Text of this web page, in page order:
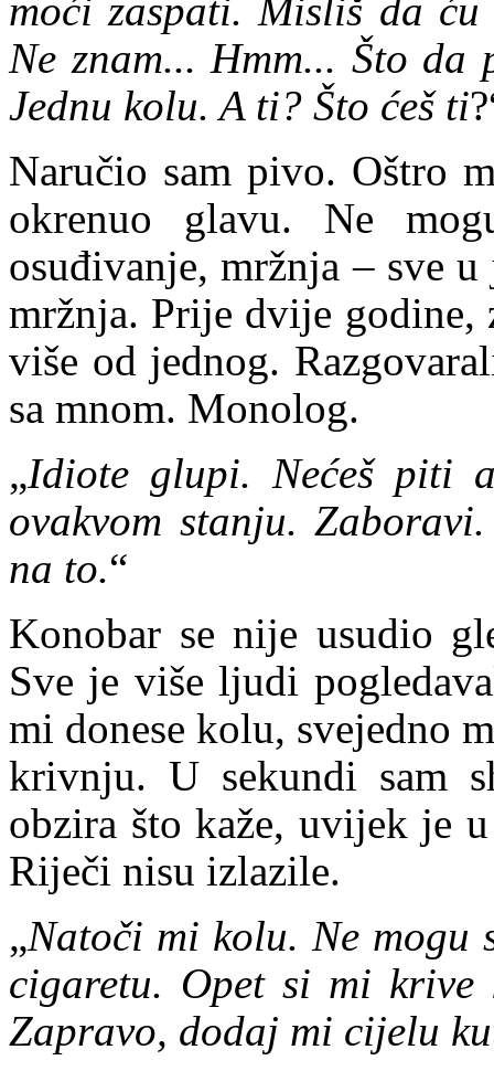
moći zaspati. Misliš da
Ne znam... Hmm... Što da
Jednu kolu. A ti? Što ćeš ti
Naručio sam pivo. Oštro
okrenuo glavu. Ne
osuđivanje, mržnja – sve
mržnja. Prije dvije
više od jednog.
sa mnom. Monolog.
„Idiote glupi. Nećeš piti
ovakvom stanju.
na to.“
Konobar se nije usudio
Sve je više ljudi
mi donese kolu, svejedno
krivnju. U sekundi sam
obzira što kaže, uvijek je
Riječi nisu izlazile.
„Natoči mi kolu. Ne
cigaretu. Opet si mi
Zapravo, dodaj mi cijelu